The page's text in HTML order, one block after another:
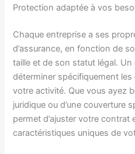
Protection adaptée à vos
Chaque entreprise a ses
d’assurance, en fonction de
taille et de son statut légal.
déterminer spécifiquement les
votre activité. Que vous ayez
juridique ou d’une couverture
permet d’ajuster votre contrat
caractéristiques uniques de